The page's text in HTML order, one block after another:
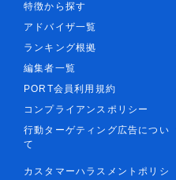
特徴から探す
アドバイザ一覧
ランキング根拠
編集者一覧
PORT会員利用規約
コンプライアンスポリシー
行動ターゲティング広告につい
て
カスタマーハラスメントポリシ